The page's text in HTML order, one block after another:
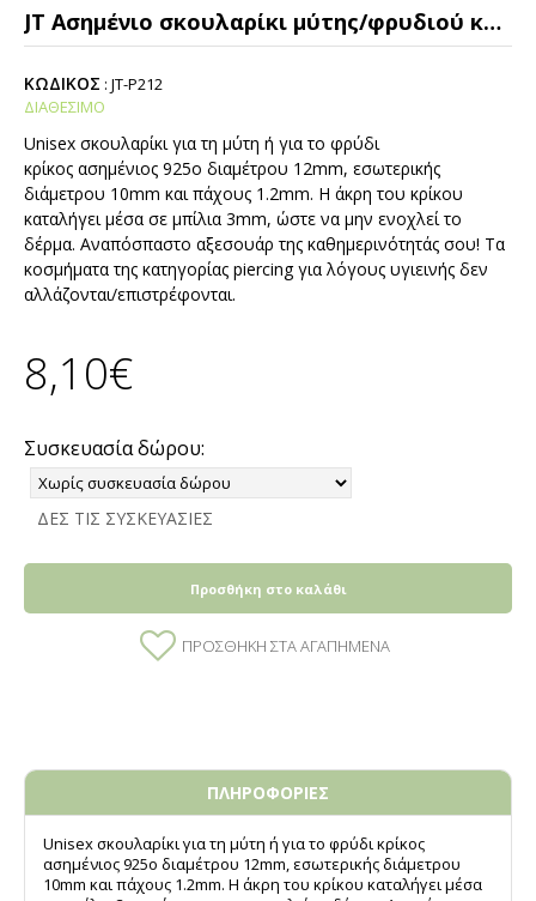
JT Ασημένιο σκουλαρίκι μύτης/φρυδιού κρίκος 12mm
ΚΩΔΙΚΟΣ : JT-P212
ΔΙΑΘΕΣΙΜΟ
Unisex σκουλαρίκι για τη μύτη ή για το φρύδι
κρίκος ασημένιος 925ο διαμέτρου 12mm, εσωτερικής
διάμετρου 10mm και πάχους 1.2mm. Η άκρη του κρίκου
καταλήγει μέσα σε μπίλια 3mm, ώστε να μην ενοχλεί το
δέρμα. Αναπόσπαστο αξεσουάρ της καθημερινότητάς σου! Τα
κοσμήματα της κατηγορίας piercing για λόγους υγιεινής δεν
αλλάζονται/επιστρέφονται.
8,10€
Συσκευασία δώρου:
ΔΕΣ ΤΙΣ ΣΥΣΚΕΥΑΣΙΕΣ
Προσθήκη στο καλάθι
ΠΡΟΣΘΉΚΗ ΣΤΑ ΑΓΑΠΗΜΈΝΑ
ΠΛΗΡΟΦΟΡΙΕΣ
Unisex σκουλαρίκι για τη μύτη ή για το φρύδι κρίκος
ασημένιος 925ο διαμέτρου 12mm, εσωτερικής διάμετρου
10mm και πάχους 1.2mm. Η άκρη του κρίκου καταλήγει μέσα